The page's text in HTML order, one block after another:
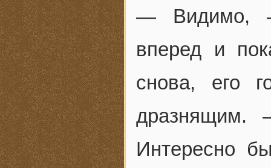
— Видимо, —
вперед и
снова, его
дразнящим.
Интересно